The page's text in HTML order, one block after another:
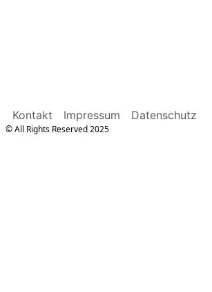
Kontakt Impressum Datenschutz
© All Rights Reserved 2025